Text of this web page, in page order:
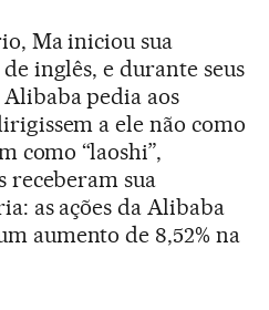
Ma iniciou sua
inglês, e durante seus
pedia aos
a ele não como
como “laoshi”,
receberam sua
as ações da Alibaba
aumento de 8,52% na